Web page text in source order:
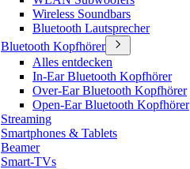
Wireless Soundbars
Bluetooth Lautsprecher
Bluetooth Kopfhörer
Alles entdecken
In-Ear Bluetooth Kopfhörer
Over-Ear Bluetooth Kopfhörer
Open-Ear Bluetooth Kopfhörer
Streaming
Smartphones & Tablets
Beamer
Smart-TVs